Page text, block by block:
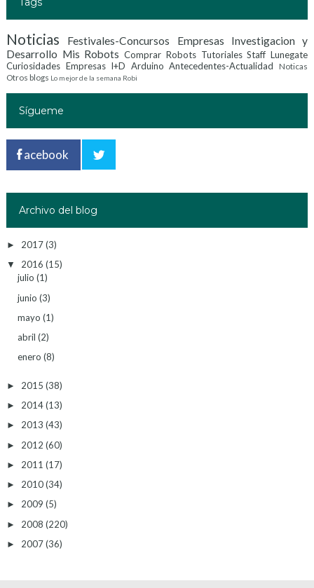
Noticias Festivales-Concursos
Empresas Investigacion y
Desarrollo Mis Robots Comprar Robots Tutoriales Staff Lunegate
Curiosidades Empresas I+D Arduino Antecedentes-Actualidad
Noticas
Otros blogs Lo mejor de la semana Robi
Sígueme
acebook
Archivo del blog
► 2017(3)
▼ 2016 (15)
julio (1)
junio (3)
mayo (1)
abril (2)
enero (8)
► 2015 (38)
► 2014(13)
► 2013 (43)
► 2012 (60)
► 2011 (17)
► 2010(34)
► 2009 (5)
► 2008 (220)
► 2007(36)